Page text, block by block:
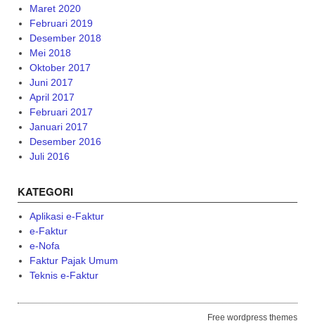
Maret 2020
Februari 2019
Desember 2018
Mei 2018
Oktober 2017
Juni 2017
April 2017
Februari 2017
Januari 2017
Desember 2016
Juli 2016
KATEGORI
Aplikasi e-Faktur
e-Faktur
e-Nofa
Faktur Pajak Umum
Teknis e-Faktur
Free wordpress themes